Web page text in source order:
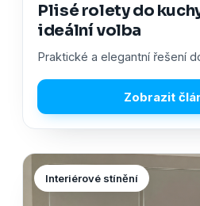
Plisé rolety do
ideální volba
Praktické a elegantní řešení
Zobrazit
Interiérové stínění